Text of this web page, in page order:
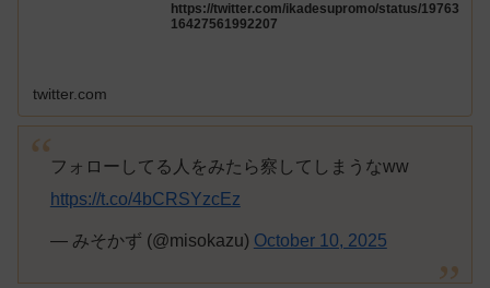
https://twitter.com/ikadesupromo/status/19763
16427561992207
twitter.com
フォローしてる人をみたら察してしまうなww
https://t.co/4bCRSYzcEz
— みそかず (@misokazu) October 10, 2025